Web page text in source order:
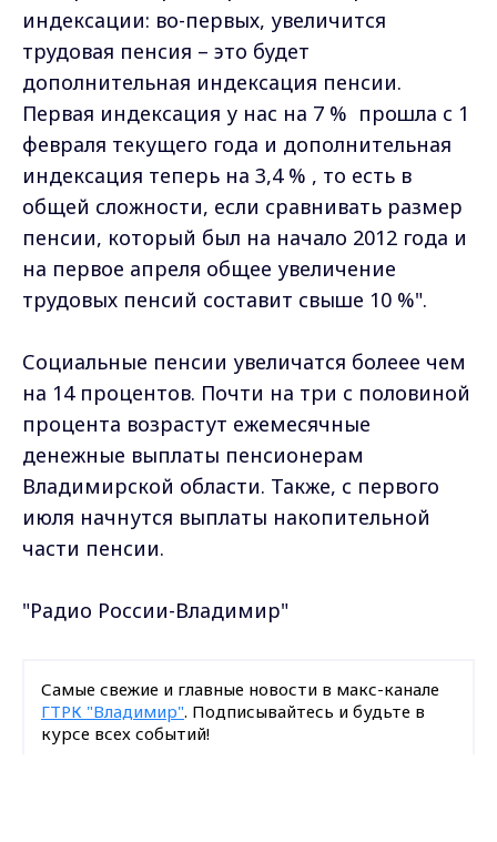
индексации: во-первых, увеличится
трудовая пенсия – это будет
дополнительная индексация пенсии.
Первая индексация у нас на 7 % прошла с 1
февраля текущего года и дополнительная
индексация теперь на 3,4 % , то есть в
общей сложности, если сравнивать размер
пенсии, который был на начало 2012 года и
на первое апреля общее увеличение
трудовых пенсий составит свыше 10 %".
Социальные пенсии увеличатся болеее чем
на 14 процентов. Почти на три с половиной
процента возрастут ежемесячные
денежные выплаты пенсионерам
Владимирской области. Также, с первого
июля начнутся выплаты накопительной
части пенсии.
"Радио России-Владимир"
Самые свежие и главные новости в макс-канале
ГТРК "Владимир". Подписывайтесь и будьте в
курсе всех событий!